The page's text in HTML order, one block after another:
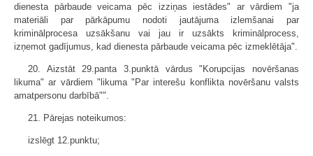
dienesta pārbaude veicama pēc izziņas iestādes" ar vārdiem "ja
materiāli par pārkāpumu nodoti jautājuma izlemšanai par
kriminālprocesa uzsākšanu vai jau ir uzsākts kriminālprocess,
izņemot gadījumus, kad dienesta pārbaude veicama pēc izmeklētāja".
20. Aizstāt 29.panta 3.punktā vārdus "Korupcijas novēršanas
likuma" ar vārdiem "likuma "Par interešu konflikta novēršanu valsts
amatpersonu darbībā"".
21. Pārejas noteikumos:
izslēgt 12.punktu;